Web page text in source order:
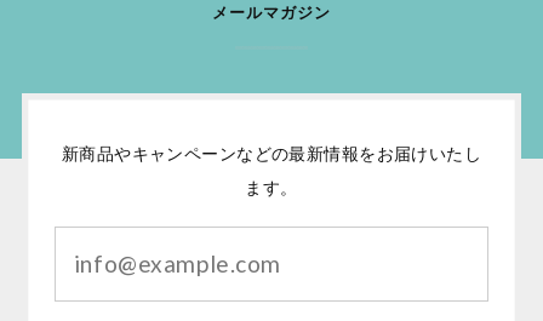
メールマガジン
新商品やキャンペーンなどの最新情報をお届けいたし
ます。